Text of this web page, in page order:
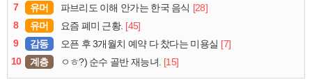
7
유머 파브리도 이해 안가는 한국 음식 [28]
8
유머 요즘 폐미 근황. [45]
9
감동 오픈 후 3개월치 예약 다 찼다는 미용실 [7]
10
계층 ㅇㅎ?) 순수 골반 재능녀. [15]